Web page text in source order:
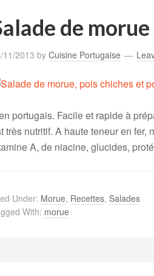
de
11/2013 by Cuisine Portugaise
portugais. Facile et rapide à
très nutritif. A haute teneur en
A, de niacine, glucides,
Under: Morue, Recettes, Salades
With: morue